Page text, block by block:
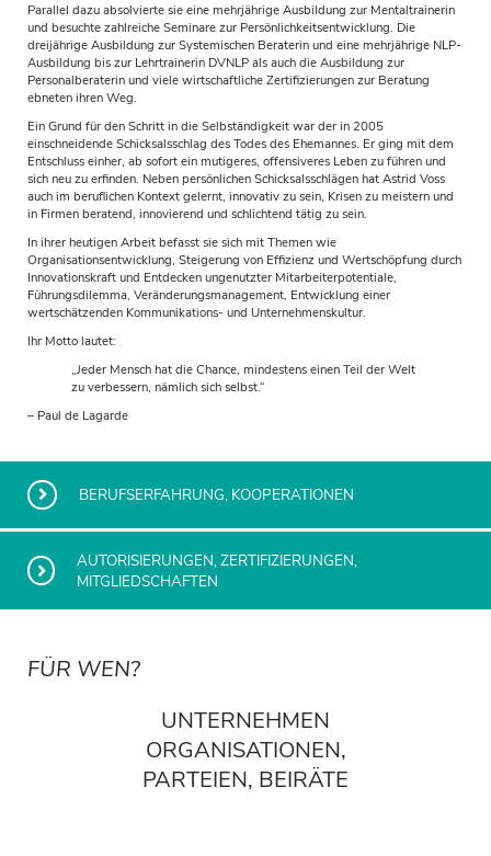
Parallel dazu absolvierte sie eine mehrjährige Ausbildung zur Mentaltrainerin
und besuchte zahlreiche Seminare zur Persönlichkeitsentwicklung. Die
dreijährige Ausbildung zur Systemischen Beraterin und eine mehrjährige NLP-
Ausbildung bis zur Lehrtrainerin DVNLP als auch die Ausbildung zur
Personalberaterin und viele wirtschaftliche Zertifizierungen zur Beratung
ebneten ihren Weg.
Ein Grund für den Schritt in die Selbständigkeit war der in 2005
einschneidende Schicksalsschlag des Todes des Ehemannes. Er ging mit dem
Entschluss einher, ab sofort ein mutigeres, offensiveres Leben zu führen und
sich neu zu erfinden. Neben persönlichen Schicksalsschlägen hat Astrid Voss
auch im beruflichen Kontext gelernt, innovativ zu sein, Krisen zu meistern und
in Firmen beratend, innovierend und schlichtend tätig zu sein.
In ihrer heutigen Arbeit befasst sie sich mit Themen wie
Organisationsentwicklung, Steigerung von Effizienz und Wertschöpfung durch
Innovationskraft und Entdecken ungenutzter Mitarbeiterpotentiale,
Führungsdilemma, Veränderungsmanagement, Entwicklung einer
wertschätzenden Kommunikations- und Unternehmenskultur.
Ihr Motto lautet:
„Jeder Mensch hat die Chance, mindestens einen Teil der Welt
zu verbessern, nämlich sich selbst.“
– Paul de Lagarde
BERUFSERFAHRUNG, KOOPERATIONEN
AUTORISIERUNGEN, ZERTIFIZIERUNGEN,
MITGLIEDSCHAFTEN
FÜR WEN?
UNTERNEHMEN
ORGANISATIONEN,
PARTEIEN, BEIRÄTE